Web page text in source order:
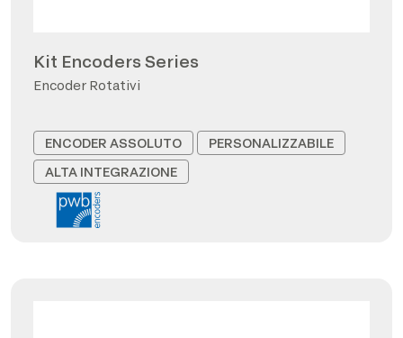
Kit Encoders Series
Encoder Rotativi
ENCODER ASSOLUTO
PERSONALIZZABILE
ALTA INTEGRAZIONE